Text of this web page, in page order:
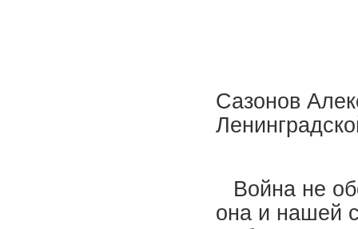
Сазонов
Война не
она и нашей